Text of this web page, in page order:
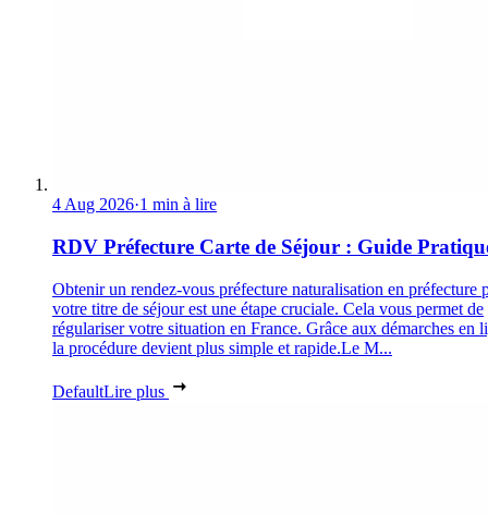
4 Aug 2026·1 min à lire
RDV Préfecture Carte de Séjour : Guide
Obtenir un rendez-vous préfecture naturalisation en préfecture
votre titre de séjour est une étape cruciale. Cela vous permet de
régulariser votre situation en France. Grâce aux démarches en
la procédure devient plus simple et rapide.Le M...
DefaultLire plus